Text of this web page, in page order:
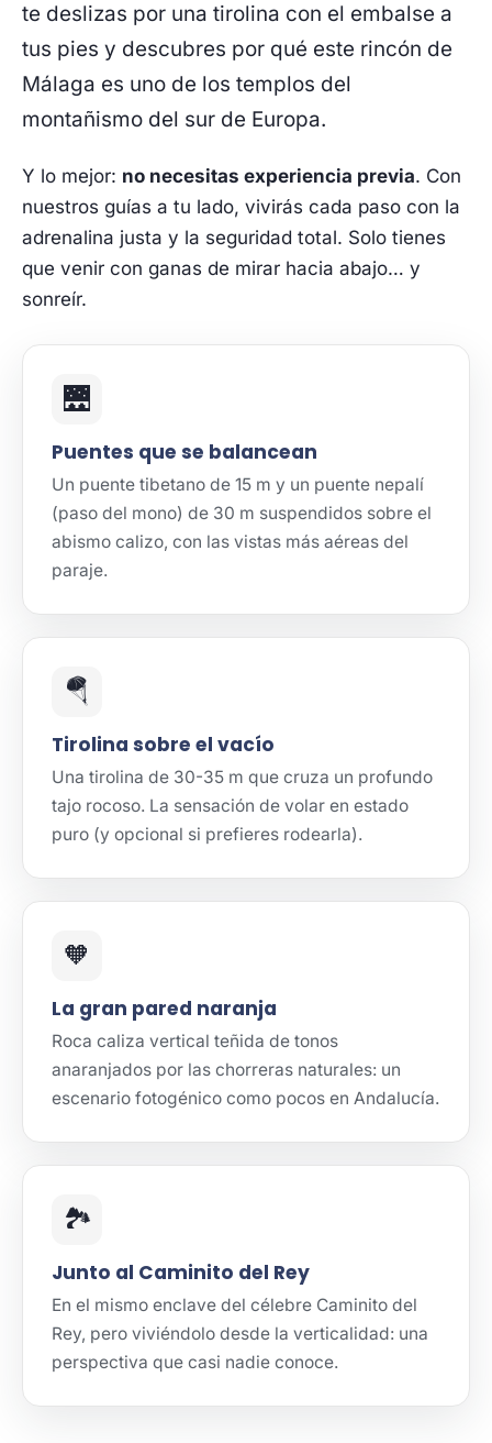
te deslizas por una tirolina con el embalse a
tus pies y descubres por qué este rincón de
Málaga es uno de los templos del
montañismo del sur de Europa.
Y lo mejor: no necesitas experiencia previa. Con
nuestros guías a tu lado, vivirás cada paso con la
adrenalina justa y la seguridad total. Solo tienes
que venir con ganas de mirar hacia abajo… y
sonreír.
🌉
Puentes que se balancean
Un puente tibetano de 15 m y un puente nepalí
(paso del mono) de 30 m suspendidos sobre el
abismo calizo, con las vistas más aéreas del
paraje.
🪂
Tirolina sobre el vacío
Una tirolina de 30-35 m que cruza un profundo
tajo rocoso. La sensación de volar en estado
puro (y opcional si prefieres rodearla).
🧡
La gran pared naranja
Roca caliza vertical teñida de tonos
anaranjados por las chorreras naturales: un
escenario fotogénico como pocos en Andalucía.
🏞️
Junto al Caminito del Rey
En el mismo enclave del célebre Caminito del
Rey, pero viviéndolo desde la verticalidad: una
perspectiva que casi nadie conoce.